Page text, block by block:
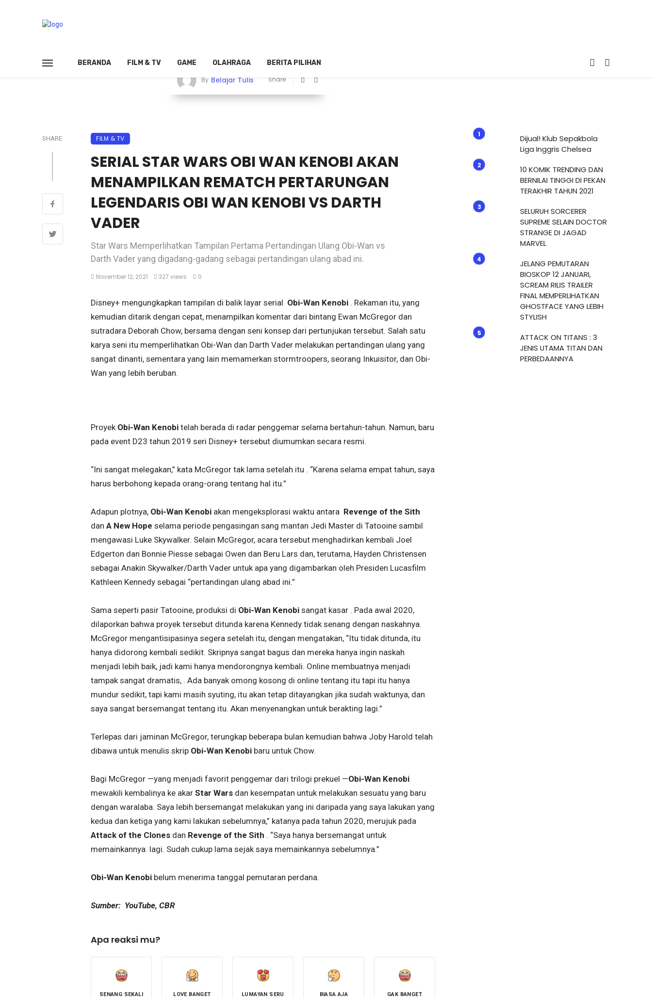
BERANDA FILM & TV GAME OLAHRAGA BERITA PILIHAN
By Belajar Tulis Share
SHARE FILM & TV
SERIAL STAR WARS OBI WAN KENOBI AKAN
MENAMPILKAN REMATCH PERTARUNGAN
LEGENDARIS OBI WAN KENOBI VS DARTH
VADER
Star Wars Memperlihatkan Tampilan Pertama Pertandingan Ulang Obi-Wan vs
Darth Vader yang digadang-gadang sebagai pertandingan ulang abad ini.
November 12, 2021 327 views 0
Disney+ mengungkapkan tampilan di balik layar serial Obi-Wan Kenobi . Rekaman itu, yang
kemudian ditarik dengan cepat, menampilkan komentar dari bintang Ewan McGregor dan
sutradara Deborah Chow, bersama dengan seni konsep dari pertunjukan tersebut. Salah satu
karya seni itu memperlihatkan Obi-Wan dan Darth Vader melakukan pertandingan ulang yang
sangat dinanti, sementara yang lain memamerkan stormtroopers, seorang Inkuisitor, dan Obi-
Wan yang lebih beruban.
Proyek Obi-Wan Kenobi telah berada di radar penggemar selama bertahun-tahun. Namun, baru
pada event D23 tahun 2019 seri Disney+ tersebut diumumkan secara resmi.
“Ini sangat melegakan,” kata McGregor tak lama setelah itu . “Karena selama empat tahun, saya
harus berbohong kepada orang-orang tentang hal itu.”
Adapun plotnya, Obi-Wan Kenobi akan mengeksplorasi waktu antara Revenge of the Sith
dan A New Hope selama periode pengasingan sang mantan Jedi Master di Tatooine sambil
mengawasi Luke Skywalker. Selain McGregor, acara tersebut menghadirkan kembali Joel
Edgerton dan Bonnie Piesse sebagai Owen dan Beru Lars dan, terutama, Hayden Christensen
sebagai Anakin Skywalker/Darth Vader untuk apa yang digambarkan oleh Presiden Lucasfilm
Kathleen Kennedy sebagai “pertandingan ulang abad ini.”
Sama seperti pasir Tatooine, produksi di Obi-Wan Kenobi sangat kasar . Pada awal 2020,
dilaporkan bahwa proyek tersebut ditunda karena Kennedy tidak senang dengan naskahnya.
McGregor mengantisipasinya segera setelah itu, dengan mengatakan, “Itu tidak ditunda, itu
hanya didorong kembali sedikit. Skripnya sangat bagus dan mereka hanya ingin naskah
menjadi lebih baik, jadi kami hanya mendorongnya kembali. Online membuatnya menjadi
tampak sangat dramatis, . Ada banyak omong kosong di online tentang itu tapi itu hanya
mundur sedikit, tapi kami masih syuting, itu akan tetap ditayangkan jika sudah waktunya, dan
saya sangat bersemangat tentang itu. Akan menyenangkan untuk berakting lagi.”
Terlepas dari jaminan McGregor, terungkap beberapa bulan kemudian bahwa Joby Harold telah
dibawa untuk menulis skrip Obi-Wan Kenobi baru untuk Chow.
Bagi McGregor —yang menjadi favorit penggemar dari trilogi prekuel —Obi-Wan Kenobi
mewakili kembalinya ke akar Star Wars dan kesempatan untuk melakukan sesuatu yang baru
dengan waralaba. Saya lebih bersemangat melakukan yang ini daripada yang saya lakukan yang
kedua dan ketiga yang kami lakukan sebelumnya,” katanya pada tahun 2020, merujuk pada
Attack of the Clones dan Revenge of the Sith . “Saya hanya bersemangat untuk
memainkannya. lagi. Sudah cukup lama sejak saya memainkannya sebelumnya.”
Obi-Wan Kenobi belum menerima tanggal pemutaran perdana.
Sumber: YouTube, CBR
Apa reaksi mu?
SENANG SEKALI LOVE BANGET LUMAYAN SERU BIASA AJA GAK BANGET
Dijual! Klub Sepakbola
Liga Inggris Chelsea
10 KOMIK TRENDING DAN
BERNILAI TINGGI DI PEKAN
TERAKHIR TAHUN 2021
SELURUH SORCERER
SUPREME SELAIN DOCTOR
STRANGE DI JAGAD
MARVEL
JELANG PEMUTARAN
BIOSKOP 12 JANUARI,
SCREAM RILIS TRAILER
FINAL MEMPERLIHATKAN
GHOSTFACE YANG LEBIH
STYLISH
ATTACK ON TITANS : 3
JENIS UTAMA TITAN DAN
PERBEDAANNYA